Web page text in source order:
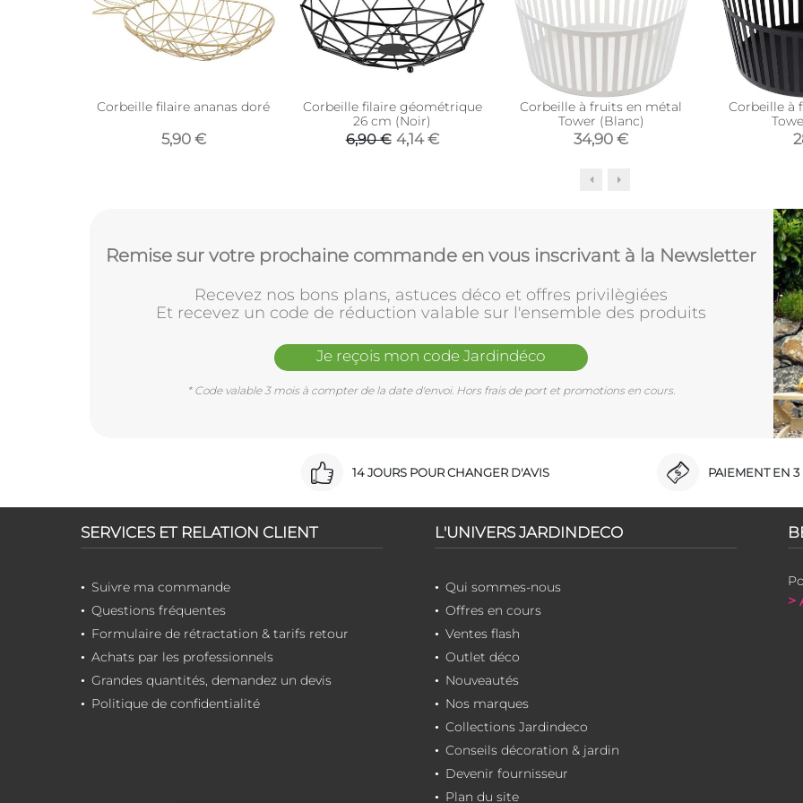
Corbeille filaire ananas doré
5,90 €
Corbeille filaire géométrique
26 cm (Noir)
6,90 € 4,14 €
Corbeille à fruits en métal
Tower (Blanc)
34,90 €
Corbeille à
Remise sur votre prochaine commande en vous inscrivant à la Newsletter
Recevez nos bons plans, astuces déco et offres privilègiées
Et recevez un code de réduction valable sur l'ensemble des produits
Je reçois mon code Jardindéco
* Code valable 3 mois à compter de la date d'envoi. Hors frais de port et promotions en cours.
14 JOURS POUR CHANGER D'AVIS PAIEMENT EN 3
SERVICES ET RELATION CLIENT
Suivre ma commande
Questions fréquentes
Formulaire de rétractation & tarifs retour
Achats par les professionnels
Grandes quantités, demandez un devis
Politique de confidentialité
L'UNIVERS JARDINDECO
Qui sommes-nous
Offres en cours
Ventes flash
Outlet déco
Nouveautés
Nos marques
Collections Jardindeco
Conseils décoration & jardin
Devenir fournisseur
Plan du site
>